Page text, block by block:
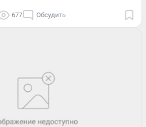
677 Обсудить